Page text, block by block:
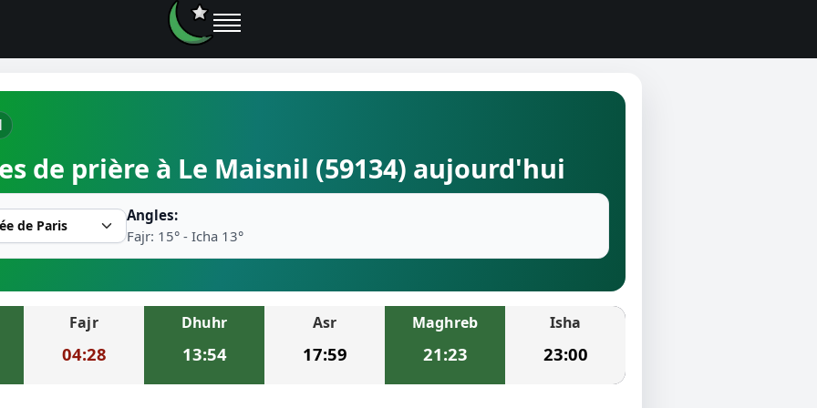
près de moi
de prière à Le Maisnil (59134) aujourd'hui
Angles:
Fajr: 15° - Icha 13°
Fajr
04:28
Dhuhr
13:54
Asr
17:59
Maghreb
21:23
Isha
23:00